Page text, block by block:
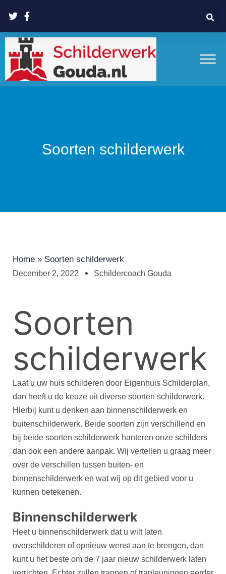
Soorten schilderwerk
Home » Soorten schilderwerk
December 2, 2022 Schildercoach Gouda
Soorten
schilderwerk
Laat u uw huis schilderen door Eigenhuis Schilderplan,
dan heeft u de keuze uit diverse soorten schilderwerk.
Hierbij kunt u denken aan binnenschilderwerk en
buitenschilderwerk. Beide soorten zijn verschillend en
bij beide soorten schilderwerk hanteren onze schilders
dan ook een andere aanpak. Wij vertellen u graag meer
over de verschillen tussen buiten- en
binnenschilderwerk en wat wij op dit gebied voor u
kunnen betekenen.
Binnenschilderwerk
Heet u binnenschilderwerk dat u wilt laten
overschilderen of opnieuw wenst aan te brengen, dan
kunt u het beste om de 7 jaar nieuw schilderwerk laten